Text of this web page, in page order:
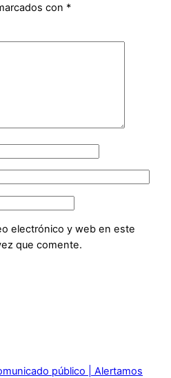
con *
electrónico y web en este
que comente.
público | Alertamos